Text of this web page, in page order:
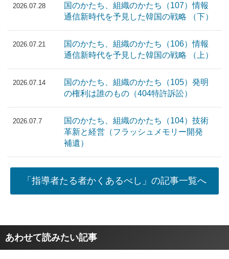
2026.07.28
国のかたち、組織のかたち（107）情報
通信新時代を予見した韓国の戦略 （下）
2026.07.21
国のかたち、組織のかたち（106）情報
通信新時代を予見した韓国の戦略 （上）
2026.07.14
国のかたち、組織のかたち（105）発明
の権利は誰のもの（404特許訴訟）
2026.07.7
国のかたち、組織のかたち（104）技術
革新と経営（フラッシュメモリー開発
補遺）
「指導者たる者かくあるべし」の記事一覧へ
あわせて読みたい記事